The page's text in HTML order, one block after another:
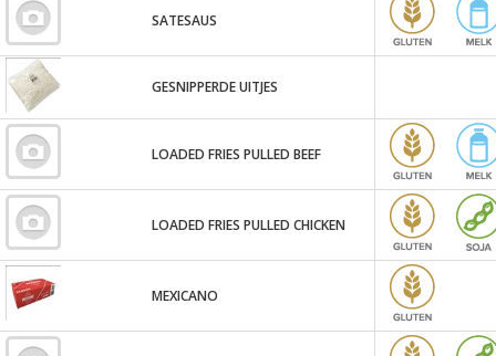
SATESAUS
GESNIPPERDE UITJES
LOADED FRIES PULLED BEEF
LOADED FRIES PULLED CHICKEN
MEXICANO